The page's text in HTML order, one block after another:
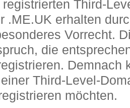
Third-
.ME.UK erhalten
Vorrecht.
die
Demnach
Third-Level-
möchten.